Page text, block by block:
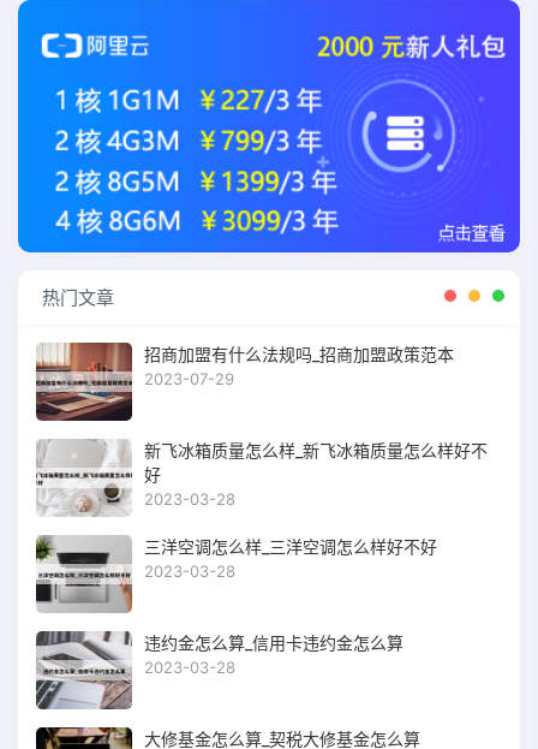
热门文章
招商加盟有什么法规吗_招商加盟政策范本
2023-07-29
新飞冰箱质量怎么样_新飞冰箱质量怎么样好不
好
2023-03-28
三洋空调怎么样_三洋空调怎么样好不好
2023-03-28
违约金怎么算_信用卡违约金怎么算
2023-03-28
大修基金怎么算_契税大修基金怎么算